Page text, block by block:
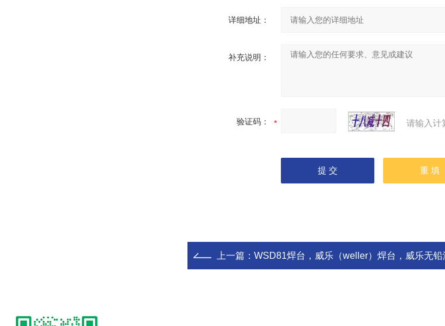
详细地址：
补充说明：
验证码： 请输入计
上一篇： WSD81焊台，威乐（weller）焊台，威乐无铅温控焊台